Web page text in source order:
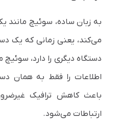
به زبان ساده، سوئیچ مانند
می‌کند، یعنی زمانی که یک
دستگاه دیگری را دارد،
اطلاعات را فقط به همان
باعث کاهش ترافیک
ارتباطات می‌شود.